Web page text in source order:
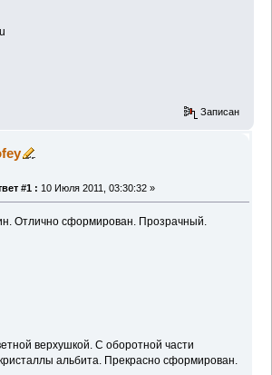
Записан
#1 : 10 Июля 2011, 03:30:32 »
Отлично сформирован. Прозрачный.
верхушкой. С оборотной части
альбита. Прекрасно сформирован.